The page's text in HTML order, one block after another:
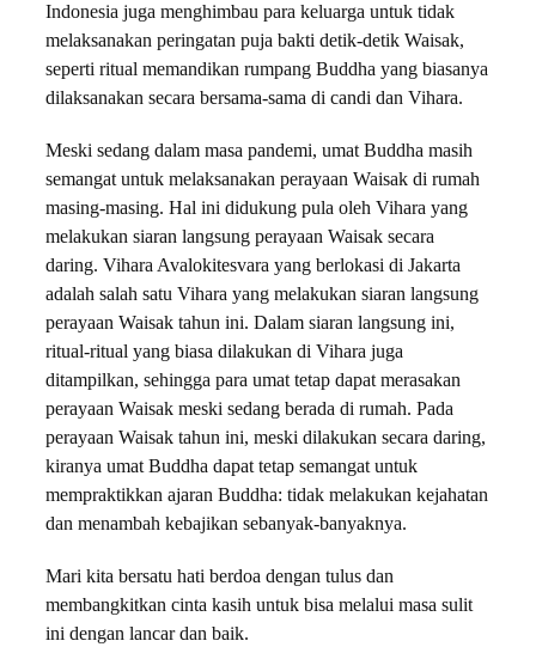
Indonesia juga menghimbau para keluarga untuk tidak
melaksanakan peringatan puja bakti detik-detik Waisak,
seperti ritual memandikan rumpang Buddha yang biasanya
dilaksanakan secara bersama-sama di candi dan Vihara.
Meski sedang dalam masa pandemi, umat Buddha masih
semangat untuk melaksanakan perayaan Waisak di rumah
masing-masing. Hal ini didukung pula oleh Vihara yang
melakukan siaran langsung perayaan Waisak secara
daring. Vihara Avalokitesvara yang berlokasi di Jakarta
adalah salah satu Vihara yang melakukan siaran langsung
perayaan Waisak tahun ini. Dalam siaran langsung ini,
ritual-ritual yang biasa dilakukan di Vihara juga
ditampilkan, sehingga para umat tetap dapat merasakan
perayaan Waisak meski sedang berada di rumah. Pada
perayaan Waisak tahun ini, meski dilakukan secara daring,
kiranya umat Buddha dapat tetap semangat untuk
mempraktikkan ajaran Buddha: tidak melakukan kejahatan
dan menambah kebajikan sebanyak-banyaknya.
Mari kita bersatu hati berdoa dengan tulus dan
membangkitkan cinta kasih untuk bisa melalui masa sulit
ini dengan lancar dan baik.